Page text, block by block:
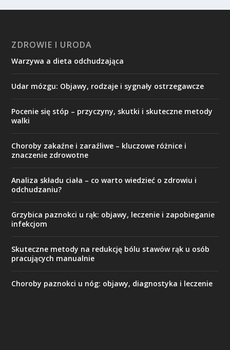
ZDROWIE I URODA
Warzywa a dieta odchudzająca
Udar mózgu: Objawy, rodzaje i sygnały ostrzegawcze
Pocenie się stóp – przyczyny, skutki i skuteczne metody
walki
Choroby zakaźne i zaraźliwe – kluczowe różnice i
znaczenie zdrowotne
Analiza składu ciała – co warto wiedzieć o zdrowiu i
odchudzaniu?
Grzybica paznokci u rąk: objawy, leczenie i zapobieganie
infekcjom
Skuteczne metody na redukcję bólu stawów rąk u osób
pracujących manualnie
Choroby paznokci u nóg: objawy, diagnostyka i leczenie